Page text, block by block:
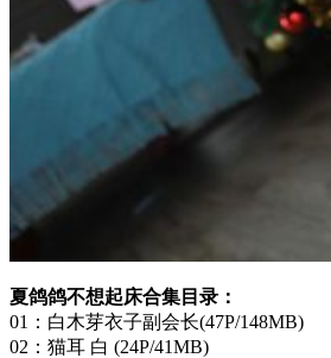
夏鸽鸽不想起床合集目录：
01：白木芽衣子副会长(47P/148MB)
02：猫耳 白 (24P/41MB)